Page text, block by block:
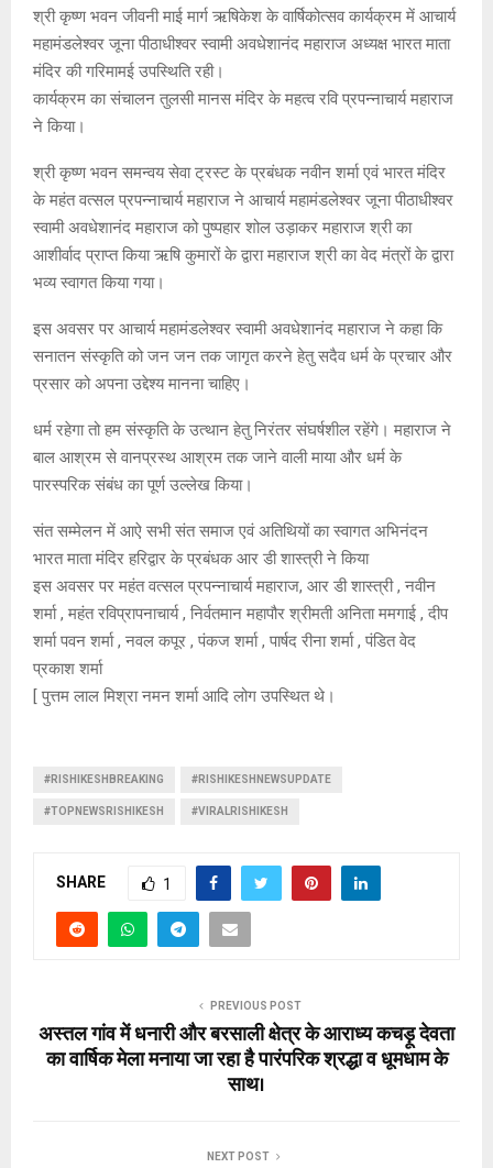
श्री कृष्ण भवन जीवनी माई मार्ग ऋषिकेश के वार्षिकोत्सव कार्यक्रम में आचार्य
महामंडलेश्वर जूना पीठाधीश्वर स्वामी अवधेशानंद महाराज अध्यक्ष भारत माता
मंदिर की गरिमामई उपस्थिति रही।
कार्यक्रम का संचालन तुलसी मानस मंदिर के महत्व रवि प्रपन्नाचार्य महाराज
ने किया।
श्री कृष्ण भवन समन्वय सेवा ट्रस्ट के प्रबंधक नवीन शर्मा एवं भारत मंदिर
के महंत वत्सल प्रपन्नाचार्य महाराज ने आचार्य महामंडलेश्वर जूना पीठाधीश्वर
स्वामी अवधेशानंद महाराज को पुष्पहार शोल उड़ाकर महाराज श्री का
आशीर्वाद प्राप्त किया ऋषि कुमारों के द्वारा महाराज श्री का वेद मंत्रों के द्वारा
भव्य स्वागत किया गया।
इस अवसर पर आचार्य महामंडलेश्वर स्वामी अवधेशानंद महाराज ने कहा कि
सनातन संस्कृति को जन जन तक जागृत करने हेतु सदैव धर्म के प्रचार और
प्रसार को अपना उद्देश्य मानना चाहिए।
धर्म रहेगा तो हम संस्कृति के उत्थान हेतु निरंतर संघर्षशील रहेंगे। महाराज ने
बाल आश्रम से वानप्रस्थ आश्रम तक जाने वाली माया और धर्म के
पारस्परिक संबंध का पूर्ण उल्लेख किया।
संत सम्मेलन में आऐ सभी संत समाज एवं अतिथियों का स्वागत अभिनंदन
भारत माता मंदिर हरिद्वार के प्रबंधक आर डी शास्त्री ने किया
इस अवसर पर महंत वत्सल प्रपन्नाचार्य महाराज, आर डी शास्त्री , नवीन
शर्मा , महंत रविप्रापनाचार्य , निर्वतमान महापौर श्रीमती अनिता ममगाई , दीप
शर्मा पवन शर्मा , नवल कपूर , पंकज शर्मा , पार्षद रीना शर्मा , पंडित वेद
प्रकाश शर्मा
[ पुत्तम लाल मिश्रा नमन शर्मा आदि लोग उपस्थित थे।
#RISHIKESHBREAKING #RISHIKESHNEWSUPDATE
#TOPNEWSRISHIKESH #VIRALRISHIKESH
SHARE 1
PREVIOUS POST
अस्तल गांव में धनारी और बरसाली क्षेत्र के आराध्य कचड़ू देवता
का वार्षिक मेला मनाया जा रहा है पारंपरिक श्रद्धा व धूमधाम के
साथ।
NEXT POST